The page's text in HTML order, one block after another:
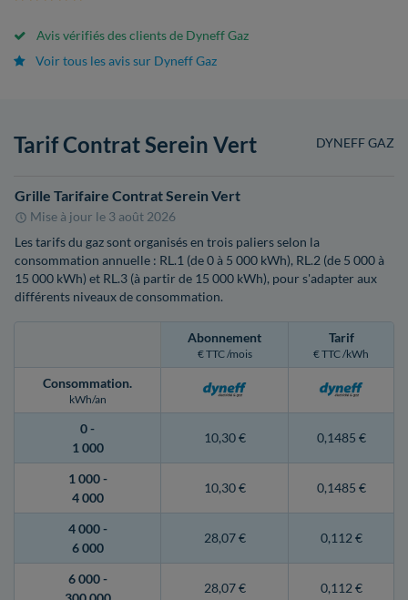
Avis vérifiés des clients de Dyneff Gaz
Voir tous les avis sur Dyneff Gaz
DYNEFF GAZ
Tarif Contrat Serein Vert
Grille Tarifaire Contrat Serein Vert
Mise à jour le 3 août 2026
Les tarifs du gaz sont organisés en trois paliers selon la
consommation annuelle : RL.1 (de 0 à 5 000 kWh), RL.2 (de 5 000 à
15 000 kWh) et RL.3 (à partir de 15 000 kWh), pour s'adapter aux
différents niveaux de consommation.
Abonnement
€ TTC /mois
Tarif
€ TTC /kWh
Consommation.
kWh/an
0 -
1 000
10,30 € 0,1485 €
1 000 -
4 000
10,30 € 0,1485 €
4 000 -
6 000
28,07 € 0,112 €
6 000 -
28,07 € 0,112 €